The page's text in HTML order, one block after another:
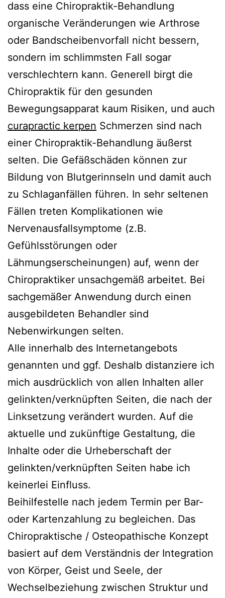
dass eine Chiropraktik-Behandlung
organische Veränderungen wie Arthrose
oder Bandscheibenvorfall nicht bessern,
sondern im schlimmsten Fall sogar
verschlechtern kann. Generell birgt die
Chiropraktik für den gesunden
Bewegungsapparat kaum Risiken, und auch
curapractic kerpen Schmerzen sind nach
einer Chiropraktik-Behandlung äußerst
selten. Die Gefäßschäden können zur
Bildung von Blutgerinnseln und damit auch
zu Schlaganfällen führen. In sehr seltenen
Fällen treten Komplikationen wie
Nervenausfallsymptome (z.B.
Gefühlsstörungen oder
Lähmungserscheinungen) auf, wenn der
Chiropraktiker unsachgemäß arbeitet. Bei
sachgemäßer Anwendung durch einen
ausgebildeten Behandler sind
Nebenwirkungen selten.
Alle innerhalb des Internetangebots
genannten und ggf. Deshalb distanziere ich
mich ausdrücklich von allen Inhalten aller
gelinkten/verknüpften Seiten, die nach der
Linksetzung verändert wurden. Auf die
aktuelle und zukünftige Gestaltung, die
Inhalte oder die Urheberschaft der
gelinkten/verknüpften Seiten habe ich
keinerlei Einfluss.
Beihilfestelle nach jedem Termin per Bar-
oder Kartenzahlung zu begleichen. Das
Chiropraktische / Osteopathische Konzept
basiert auf dem Verständnis der Integration
von Körper, Geist und Seele, der
Wechselbeziehung zwischen Struktur und